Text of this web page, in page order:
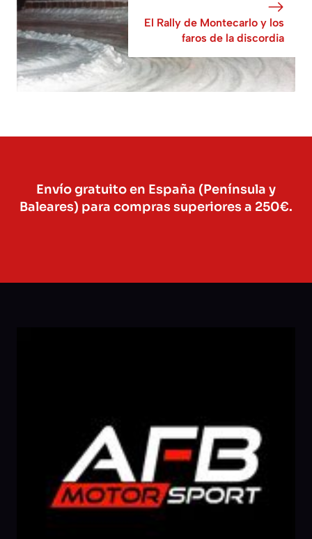
El Rally de Montecarlo y los
faros de la discordia
Envío gratuito en España (Península y
Baleares) para compras superiores a 250€.